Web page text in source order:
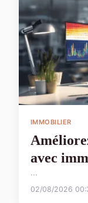
IMMOBILIER
avec
...
02/08/2026